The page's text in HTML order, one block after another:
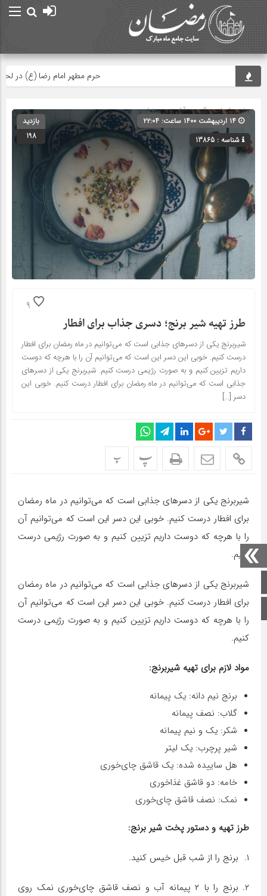
صفحه اصلی
اینستاگرام
حرم مطهر امام رضا (ع) در لحظه
صفحه اصلی» گروه »آشپزی رمضان
شناسه : 13865
بازدید
198
9
طرز تهیه شیر برنج؛ دسری جذاب برای افطار
شیربرنج یکی از دسرهای جذابی است که می‌توانیم در ماه رمضان برای افطار
درست کنیم. خوبی این دسر این است که می‌توانیم آن را با هرچه که دوست
داریم تزیین کنیم و به صورت رژیمی درست کنیم. شیربرنج یکی از دسرهای
جذابی است که می‌توانیم در ماه رمضان برای افطار درست کنیم. خوبی این
دسر […]
پ پ
شیربرنج یکی از دسرهای جذابی است که می‌توانیم در ماه رمضان
برای افطار درست کنیم. خوبی این دسر این است که می‌توانیم آن
را با هرچه که دوست داریم تزیین کنیم و به صورت رژیمی درست
کنیم.
شیربرنج یکی از دسرهای جذابی است که می‌توانیم در ماه رمضان
برای افطار درست کنیم. خوبی این دسر این است که می‌توانیم آن
را با هرچه که دوست داریم تزیین کنیم و به صورت رژیمی درست
کنیم.
مواد لازم برای تهیه شیربرنج:
برنج نیم دانه: یک پیمانه
گلاب: نصف پیمانه
شکر: یک و نیم پیمانه
شیر پرچرب: یک لیتر
هل ساییده شده: یک قاشق چای‌خوری
خامه: دو قاشق غذاخوری
نمک: نصف قاشق چای‌خوری
طرز تهیه و دستور پخت شیر برنج:
۱. برنج را از شب قبل خیس کنید.
۲. برنج را با ۲ پیمانه آب و نصف قاشق چای‌خوری نمک روی